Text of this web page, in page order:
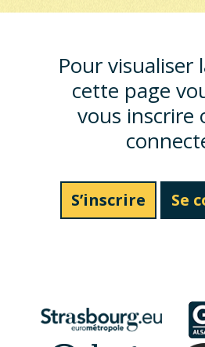
Pour visualiser
cette page
vous inscrire
S’inscrire Se